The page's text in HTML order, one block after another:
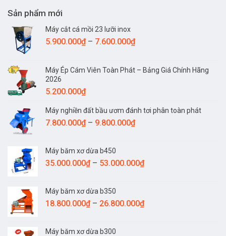
Sản phẩm mới
Máy cắt cá mồi 23 lưỡi inox
5.900.000₫ – 7.600.000₫Khoảng
5.900.000₫
Máy Ép Cám Viên Toàn Phát – Bảng Giá Chính Hãng
2026
5.200.000₫
Máy nghiền đất bầu ươm đánh tơi phân toàn phát
7.800.000₫ – 9.800.000₫Khoảng
đến
Máy băm xơ dừa b450
35.000.000₫ – 53.000.000₫Khoảng
đến
Máy băm xơ dừa b350
18.800.000₫ – 26.800.000₫Khoảng
Máy băm xơ dừa b300